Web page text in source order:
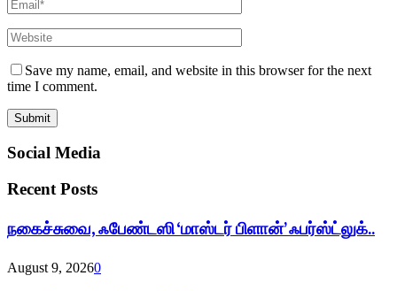
Save my name, email, and website in this browser for the next
time I comment.
Social Media
Recent Posts
நகைச்சுவை, ஃபேண்டஸி ‘மாஸ்டர் பிளான்’ ஃபர்ஸ்ட்லுக்..
August 9, 20260